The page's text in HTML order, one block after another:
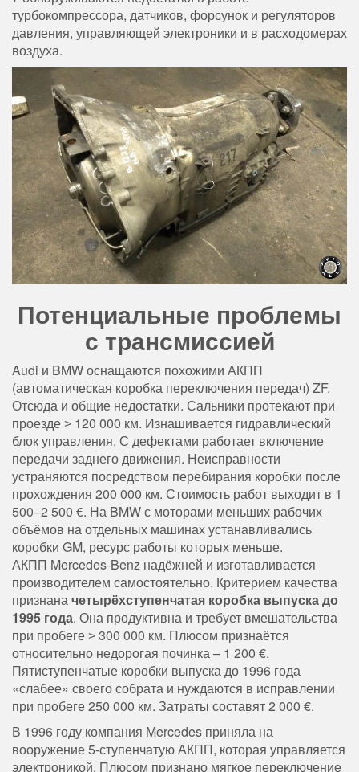
турбокомпрессора, датчиков, форсунок и регуляторов
давления, управляющей электроники и в расходомерах
воздуха.
Потенциальные проблемы
с трансмиссией
Audi и BMW оснащаются похожими АКПП
(автоматическая коробка переключения передач) ZF.
Отсюда и общие недостатки. Сальники протекают при
проезде ˃ 120 000 км. Изнашивается гидравлический
блок управления. С дефектами работает включение
передачи заднего движения. Неисправности
устраняются посредством перебирания коробки после
прохождения 200 000 км. Стоимость работ выходит в 1
500–2 500 €. На BMW с моторами меньших рабочих
объёмов на отдельных машинах устанавливались
коробки GM, ресурс работы которых меньше.
АКПП Mercedes-Benz надёжней и изготавливается
производителем самостоятельно. Критерием качества
признаначетырёхступенчатая коробка выпуска до
1995 года. Она продуктивна и требует вмешательства
при пробеге ˃ 300 000 км. Плюсом признаётся
относительно недорогая починка – 1 200 €.
Пятиступенчатые коробки выпуска до 1996 года
«слабее» своего собрата и нуждаются в исправлении
при пробеге 250 000 км. Затраты составят 2 000 €.
В 1996 году компания Mercedes приняла на
вооружение 5-ступенчатую АКПП, которая управляется
электроникой. Плюсом признано мягкое переключение